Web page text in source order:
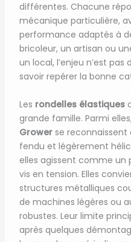
différentes. Chacune
mécanique particulière,
performance adaptés à
bricoleur, un artisan ou
un local, l’enjeu n’est
savoir repérer la bonne
Les rondelles élastiques
grande famille. Parmi
Growerse reconnaissent
fendu et légèrement
elles agissent comme
vis en tension. Elles
structures métalliques
de machines légères ou
robustes. Leur limite
après quelques